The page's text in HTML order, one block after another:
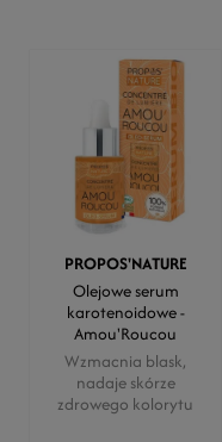
PROPOS'NATURE
Olejowe serum
karotenoidowe -
Amou'Roucou
Wzmacnia blask,
nadaje skórze
zdrowego kolorytu